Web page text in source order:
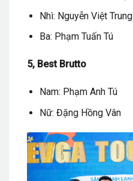
Nhì: Nguyễn Việt Trung
Ba: Phạm Tuấn Tú
5, Best Brutto
Nam: Phạm Anh Tú
Nữ: Đặng Hồng Vân